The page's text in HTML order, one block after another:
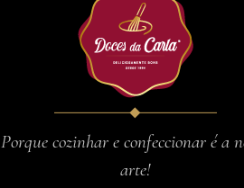
Porque cozinhar e confeccionar é a
arte!